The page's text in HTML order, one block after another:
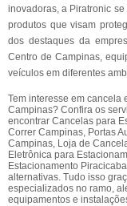
inovadoras, a Piratronic
produtos que visam
dos destaques da
Centro de Campinas,
veículos em diferentes
Tem interesse em cancela
Campinas? Confira os
encontrar Cancelas para
Correr Campinas, Portas
Campinas, Loja de
Eletrônica para
Estacionamento
alternativas. Tudo isso
especializados no ramo,
equipamentos e